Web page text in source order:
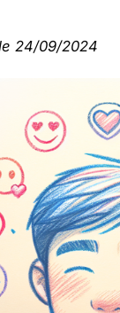
24/09/2024